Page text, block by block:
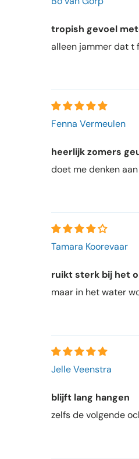
tropish gevoel
alleen jammer dat t
Fenna Vermeulen
heerlijk zomers
doet me denken
Tamara Koorevaar
ruikt sterk bij het
maar in het water
Jelle Veenstra
blijft lang hangen
zelfs de volgende